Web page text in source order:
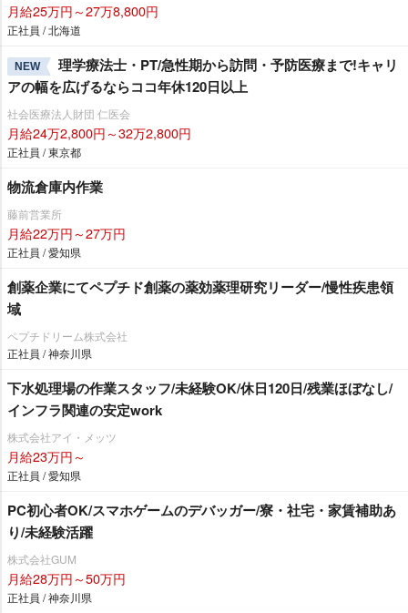
月給25万円～27万8,800円
正社員 / 北海道
NEW
理学療法士・PT/急性期から訪問・予防医療まで!キャリ
アの幅を広げるならココ年休120日以上
社会医療法人財団 仁医会
月給24万2,800円～32万2,800円
正社員 / 東京都
物流倉庫内作業
藤前営業所
月給22万円～27万円
正社員 / 愛知県
創薬企業にてペプチド創薬の薬効薬理研究リーダー/慢性疾患領
域
ペプチドリーム株式会社
正社員 / 神奈川県
下水処理場の作業スタッフ/未経験OK/休日120日/残業ほぼなし/
インフラ関連の安定work
株式会社アイ・メッツ
月給23万円～
正社員 / 愛知県
PC初心者OK/スマホゲームのデバッガー/寮・社宅・家賃補助あ
り/未経験活躍
株式会社GUM
月給28万円～50万円
正社員 / 神奈川県